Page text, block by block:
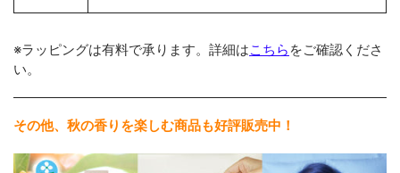
※ラッピングは有料で承ります。詳細はこちら をご確認くださ
い。
その他、秋の香りを楽しむ商品も好評販売中！